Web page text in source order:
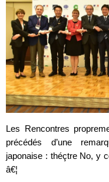
Les Rencontres
précédés d’une
japonaise : théçtre No, y
â€¦